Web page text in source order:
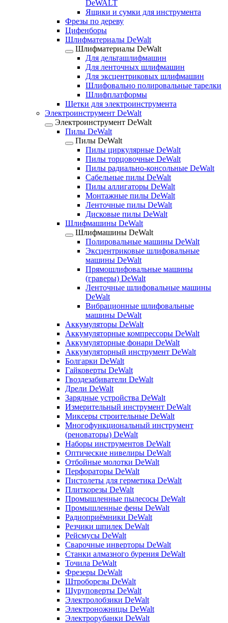
DeWALT
Ящики и сумки для инструмента
Фрезы по дереву
Цифенборы
Шлифматериалы DeWalt
Шлифматериалы DeWalt
Для дельташлифмашин
Для ленточных шлифмашин
Для эксцентриковых шлифмашин
Шлифовально полировальные тарелки
Шлифплатформы
Щетки для электроинструмента
Электроинструмент DeWalt
Электроинструмент DeWalt
Пилы DeWalt
Пилы DeWalt
Пилы циркулярные DeWalt
Пилы торцовочные DeWalt
Пилы радиально-консольные DeWalt
Сабельные пилы DeWalt
Пилы аллигаторы DeWalt
Монтажные пилы DeWalt
Ленточные пилы DeWalt
Дисковые пилы DeWalt
Шлифмашины DeWalt
Шлифмашины DeWalt
Полировальные машины DeWalt
Эксцентриковые шлифовальные
машины DeWalt
Прямошлифовальные машины
(граверы) DeWalt
Ленточные шлифовальные машины
DeWalt
Вибрационные шлифовальные
машины DeWalt
Аккумуляторы DeWalt
Аккумуляторные компрессоры DeWalt
Аккумуляторные фонари DeWalt
Аккумуляторный инструмент DeWalt
Болгарки DeWalt
Гайковерты DeWalt
Гвоздезабиватели DeWalt
Дрели DeWalt
Зарядные устройства DeWalt
Измерительный инструмент DeWalt
Миксеры строительные DeWalt
Многофункциональный инструмент
(реноваторы) DeWalt
Наборы инструментов DeWalt
Оптические нивелиры DeWalt
Отбойные молотки DeWalt
Перфораторы DeWalt
Пистолеты для герметика DeWalt
Плиткорезы DeWalt
Промышленные пылесосы DeWalt
Промышленные фены DeWalt
Радиоприёмники DeWalt
Резчики шпилек DeWalt
Рейсмусы DeWalt
Сварочные инверторы DeWalt
Станки алмазного бурения DeWalt
Точила DeWalt
Фрезеры DeWalt
Штроборезы DeWalt
Шуруповерты DeWalt
Электролобзики DeWalt
Электроножницы DeWalt
Электрорубанки DeWalt